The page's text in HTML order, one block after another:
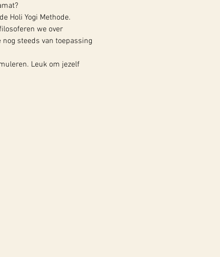
Holi Yogi Methode.
we over
steeds van toepassing
Leuk om jezelf